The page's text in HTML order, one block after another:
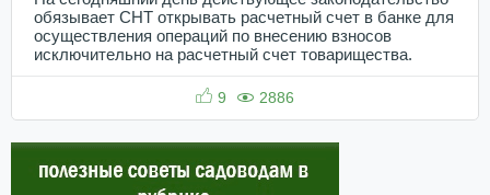
обязывает СНТ открывать расчетный счет в банке для
осуществления операций по внесению взносов
исключительно на расчетный счет товарищества.
9 2886